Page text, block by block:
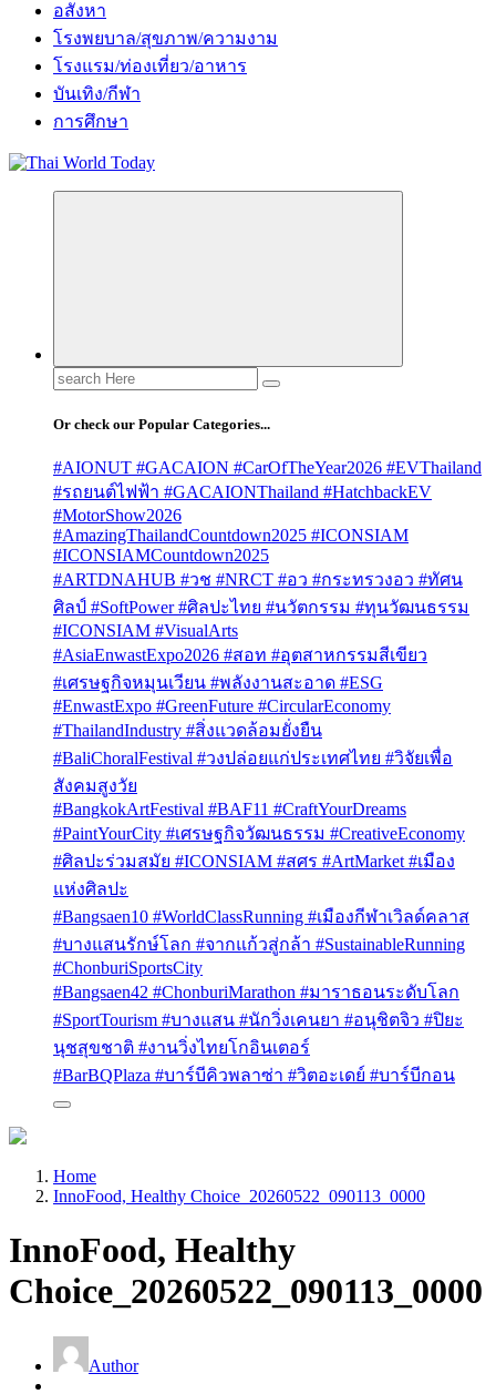
อสังหา
โรงพยบาล/สุขภาพ/ความงาม
โรงแรม/ท่องเที่ยว/อาหาร
บันเทิง/กีฬา
การศึกษา
Search
for:
Or check our Popular Categories...
#AIONUT #GACAION #CarOfTheYear2026 #EVThailand
#รถยนต์ไฟฟ้า #GACAIONThailand #HatchbackEV
#MotorShow2026
#AmazingThailandCountdown2025 #ICONSIAM
#ICONSIAMCountdown2025
#ARTDNAHUB #วช #NRCT #อว #กระทรวงอว #ทัศน
ศิลป์ #SoftPower #ศิลปะไทย #นวัตกรรม #ทุนวัฒนธรรม
#ICONSIAM #VisualArts
#AsiaEnwastExpo2026 #สอท #อุตสาหกรรมสีเขียว
#เศรษฐกิจหมุนเวียน #พลังงานสะอาด #ESG
#EnwastExpo #GreenFuture #CircularEconomy
#ThailandIndustry #สิ่งแวดล้อมยั่งยืน
#BaliChoralFestival #วงปล่อยแก่ประเทศไทย #วิจัยเพื่อ
สังคมสูงวัย
#BangkokArtFestival #BAF11 #CraftYourDreams
#PaintYourCity #เศรษฐกิจวัฒนธรรม #CreativeEconomy
#ศิลปะร่วมสมัย #ICONSIAM #สศร #ArtMarket #เมือง
แห่งศิลปะ
#Bangsaen10 #WorldClassRunning #เมืองกีฬาเวิลด์คลาส
#บางแสนรักษ์โลก #จากแก้วสู่กล้า #SustainableRunning
#ChonburiSportsCity
#Bangsaen42 #ChonburiMarathon #มาราธอนระดับโลก
#SportTourism #บางแสน #นักวิ่งเคนยา #อนุชิตจิว #ปิยะ
นุชสุขชาติ #งานวิ่งไทยโกอินเตอร์
#BarBQPlaza #บาร์บีคิวพลาซ่า #วิตอะเดย์ #บาร์บีกอน
Home
InnoFood, Healthy Choice_20260522_090113_0000
InnoFood, Healthy
Choice_20260522_090113_0000
Author